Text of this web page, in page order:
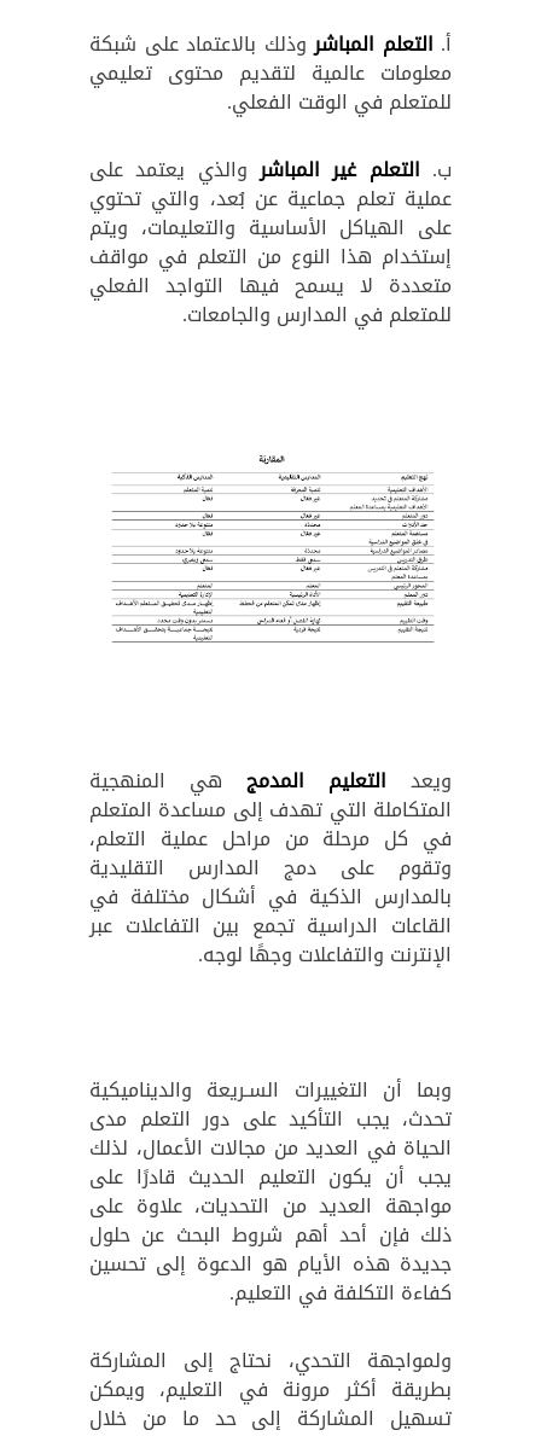
أ. التعلم المباشروذلك بالاعتماد على شبكة
معلومات عالمية لتقديم محتوى تعليمي
للمتعلم في الوقت الفعلي.
ب. التعلم غير المباشروالذي يعتمد على
عملية تعلم جماعية عن بُعد، والتي تحتوي
على الهياكل الأساسية والتعليمات، ويتم
إستخدام هذا النوع من التعلم في مواقف
متعددة لا يسمح فيها التواجد الفعلي
للمتعلم في المدارس والجامعات.
ويعد التعليم المدمج هي المنهجية
المتكاملة التي تهدف إلى مساعدة المتعلم
في كل مرحلة من مراحل عملية التعلم،
وتقوم على دمج المدارس التقليدية
بالمدارس الذكية في أشكال مختلفة في
القاعات الدراسية تجمع بين التفاعلات عبر
الإنترنت والتفاعلات وجهًا لوجه.
وبما أن التغييرات السـريعة والديناميكية
تحدث، يجب التأكيد على دور التعلم مدى
الحياة في العديد من مجالات الأعمال، لذلك
يجب أن يكون التعليم الحديث قادرًا على
مواجهة العديد من التحديات، علاوة على
ذلك فإن أحد أهم شروط البحث عن حلول
جديدة هذه الأيام هو الدعوة إلى تحسين
كفاءة التكلفة في التعليم.
ولمواجهة التحدي، نحتاج إلى المشاركة
بطريقة أكثر مرونة في التعليم، ويمكن
تسهيل المشاركة إلى حد ما من خلال